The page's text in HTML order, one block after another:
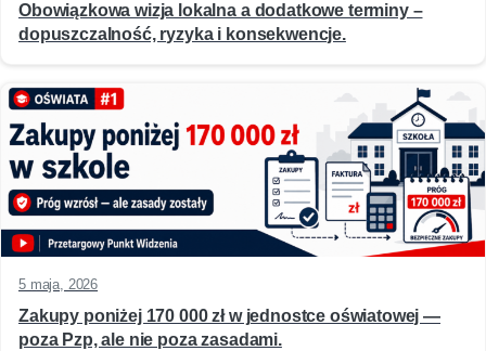
Obowiązkowa wizja lokalna a dodatkowe terminy –
dopuszczalność, ryzyka i konsekwencje.
5 maja, 2026
Zakupy poniżej 170 000 zł w jednostce oświatowej —
poza Pzp, ale nie poza zasadami.